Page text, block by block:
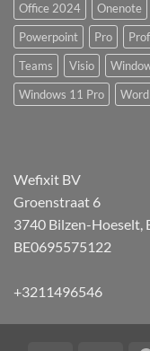
Office 2024
Onenote
Powerpoint
Pro
Teams
Visio
Windows 11 Pro
Word
Wefixit BV
Groenstraat 6
3740 Bilzen-Hoeselt,
BE0695575122
+3211496546